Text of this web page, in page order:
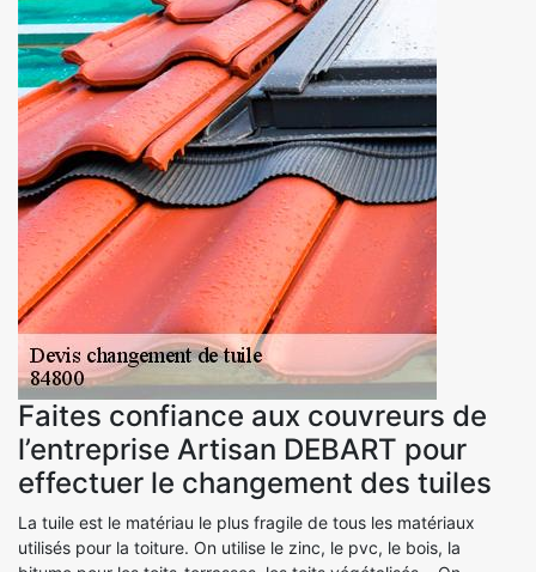
Faites confiance aux couvreurs de
l’entreprise Artisan DEBART pour
effectuer le changement des tuiles
La tuile est le matériau le plus fragile de tous les matériaux
utilisés pour la toiture. On utilise le zinc, le pvc, le bois, la